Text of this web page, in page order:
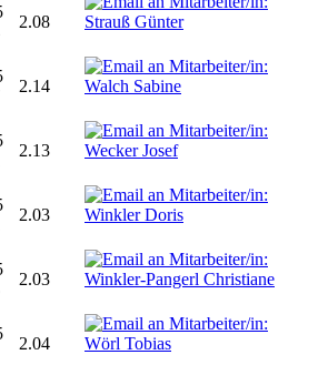
2.08
2.14
2.13
2.03
2.03
2.04